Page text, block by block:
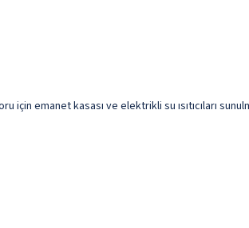
emanet kasası ve elektrikli su ısıtıcıları